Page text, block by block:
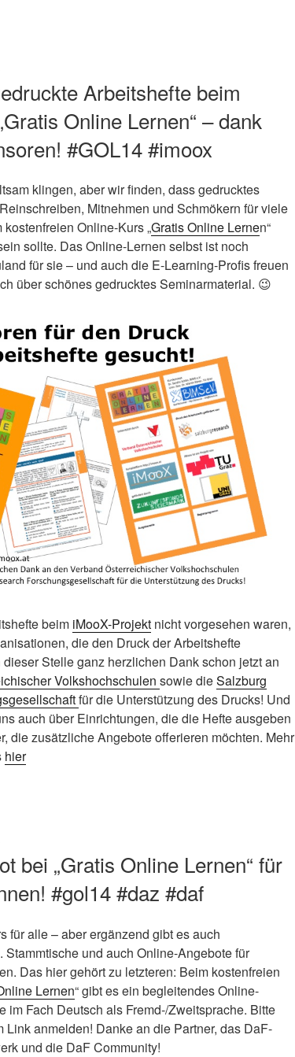
Arbeitshefte beim
Online Lernen“ – dank
#GOL14 #imoox
klingen, aber wir finden, dass gedrucktes
Mitnehmen und Schmökern für viele
Online-Kurs „Gratis Online Lernen“
sollte. Das Online-Lernen selbst ist noch
für sie – und auch die E-Learning-Profis freuen
über schönes gedrucktes Seminarmaterial. 😉
beim iMooX-Projekt nicht vorgesehen waren,
die den Druck der Arbeitshefte
Stelle ganz herzlichen Dank schon jetzt an
Volkshochschulen sowie dieSalzburg
für die Unterstützung des Drucks! Und
auch über Einrichtungen, die die Hefte ausgeben
die zusätzliche Angebote offerieren möchten. Mehr
hier
bei „Gratis Online Lernen“ für
#gol14 #daz #daf
für alle – aber ergänzend gibt es auch
Stammtische und auch Online-Angebote für
Das hier gehört zu letzteren: Beim kostenfreien
Lernen“ gibt es ein begleitendes Online-
im Fach Deutsch als Fremd-/Zweitsprache. Bitte
Link anmelden! Danke an die Partner, das DaF-
und die DaF Community!